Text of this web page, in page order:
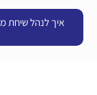
איך לנהל שיחת